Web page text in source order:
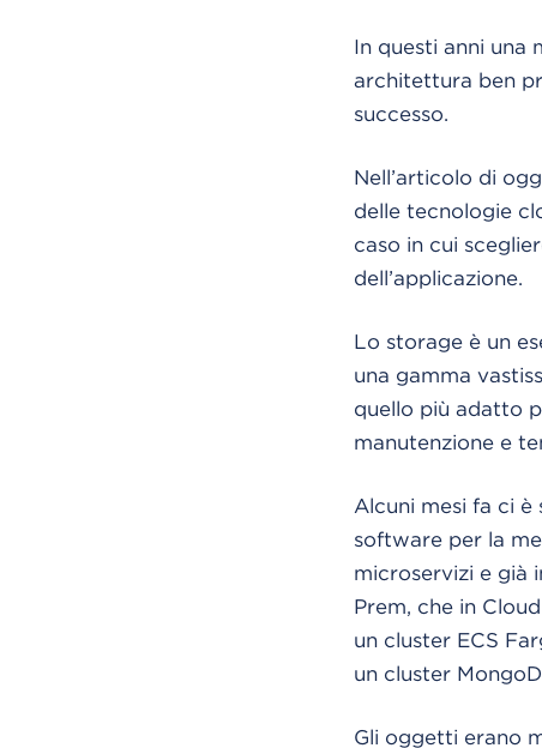
In questi anni una
architettura ben
successo.
Nell’articolo di
delle tecnologie
caso in cui
dell’applicazione.
Lo storage è un
una gamma
quello più adatto
manutenzione e
Alcuni mesi fa ci
software per la
microservizi e già
Prem, che in
un cluster ECS
un cluster
Gli oggetti erano